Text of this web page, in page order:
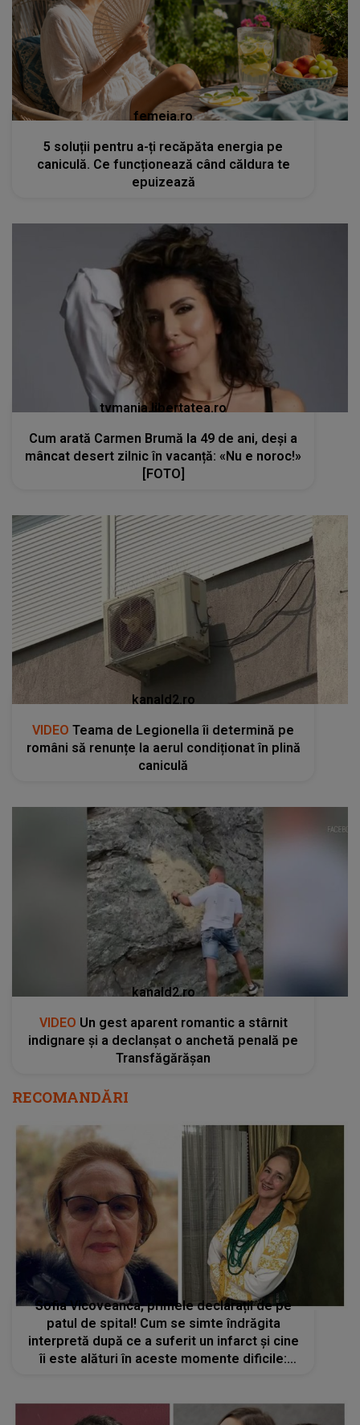
femeia.ro
5 soluții pentru a-ți recăpăta energia pe
caniculă. Ce funcționează când căldura te
epuizează
tvmania.libertatea.ro
Cum arată Carmen Brumă la 49 de ani, deși a
mâncat desert zilnic în vacanță: «Nu e noroc!»
[FOTO]
kanald2.ro
VIDEO Teama de Legionella îi determină pe
români să renunțe la aerul condiționat în plină
caniculă
kanald2.ro
VIDEO Un gest aparent romantic a stârnit
indignare și a declanșat o anchetă penală pe
Transfăgărășan
RECOMANDĂRI
Sofia Vicoveanca, primele declarații de pe
patul de spital! Cum se simte îndrăgita
interpretă după ce a suferit un infarct și cine
îi este alături în aceste momente dificile: